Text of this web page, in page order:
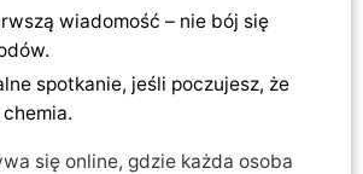
wiadomość – nie bój się
spotkanie, jeśli poczujesz, że
chemia.
się online, gdzie każda osoba